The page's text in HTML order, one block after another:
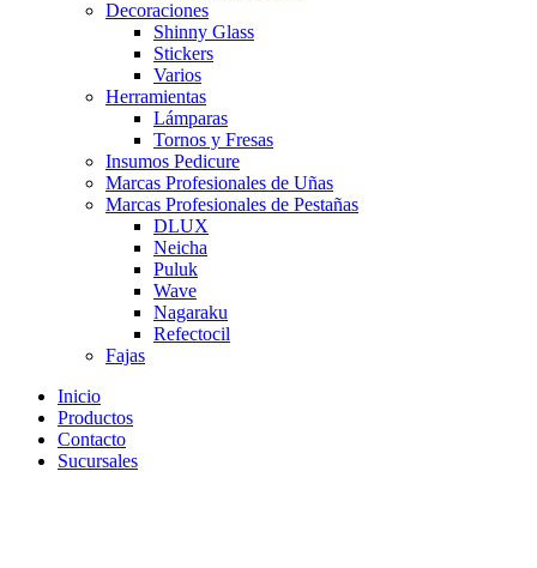
Decoraciones
Shinny Glass
Stickers
Varios
Herramientas
Lámparas
Tornos y Fresas
Insumos Pedicure
Marcas Profesionales de Uñas
Marcas Profesionales de Pestañas
DLUX
Neicha
Puluk
Wave
Nagaraku
Refectocil
Fajas
Inicio
Productos
Contacto
Sucursales